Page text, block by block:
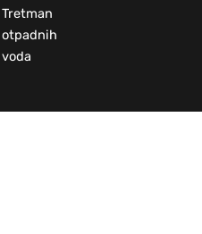
Tretman
otpadnih
voda